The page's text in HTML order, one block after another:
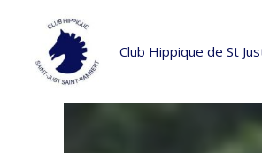
contenu
Club Hippique de St